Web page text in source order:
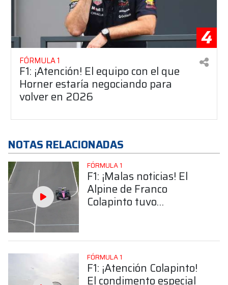
4
FÓRMULA 1
F1: ¡Atención! El equipo con el que
Horner estaría negociando para
volver en 2026
NOTAS RELACIONADAS
FÓRMULA 1
F1: ¡Malas noticias! El
Alpine de Franco
Colapinto tuvo
entrenamiento
FÓRMULA 1
F1: ¡Atención Colapinto!
El condimento especial